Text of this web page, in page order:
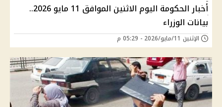
أخبار الحكومة اليوم الاثنين الموافق 11 مايو 2026..
بيانات الوزراء
الإثنين 11/مايو/2026 - 05:29 م